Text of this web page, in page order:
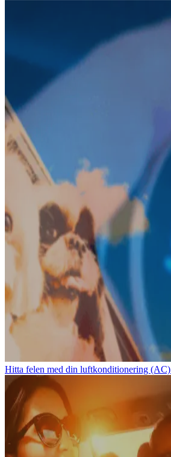
Hitta felen med din luftkonditionering (AC)